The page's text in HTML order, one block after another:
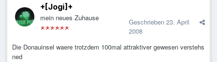
+[Jogi]+
mein neues Zuhause Geschrieben 23. April
2008
Die Donauinsel waere trotzdem 100mal attraktiver gewesen verstehs
ned